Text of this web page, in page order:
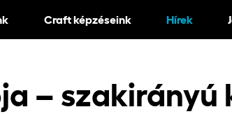
Craft képzéseink Hírek
– szakirányú